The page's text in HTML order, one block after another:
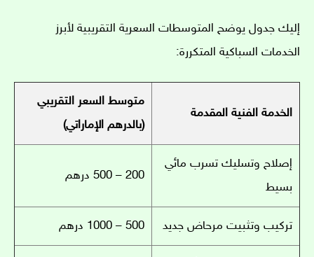
إليك جدول يوضح المتوسطات السعرية التقريبية لأبرز
الخدمات السباكية المتكررة:
الخدمة الفنية المقدمة
متوسط السعر التقريبي
(بالدرهم الإماراتي)
إصلاح وتسليك تسرب مائي
بسيط
200 – 500 درهم
تركيب وتثبيت مرحاض جديد 500 – 1000 درهم